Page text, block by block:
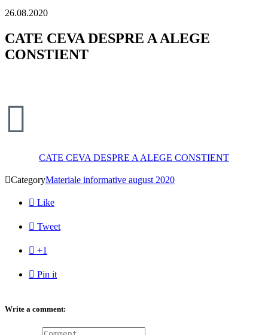
26.08.2020
CATE CEVA DESPRE A ALEGE
CONSTIENT

CATE CEVA DESPRE A ALEGE CONSTIENT
CategoryMateriale informative august 2020
 Like
 Tweet
 +1
 Pin it
Write a comment: